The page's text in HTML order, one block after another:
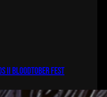
II bloodtober fest